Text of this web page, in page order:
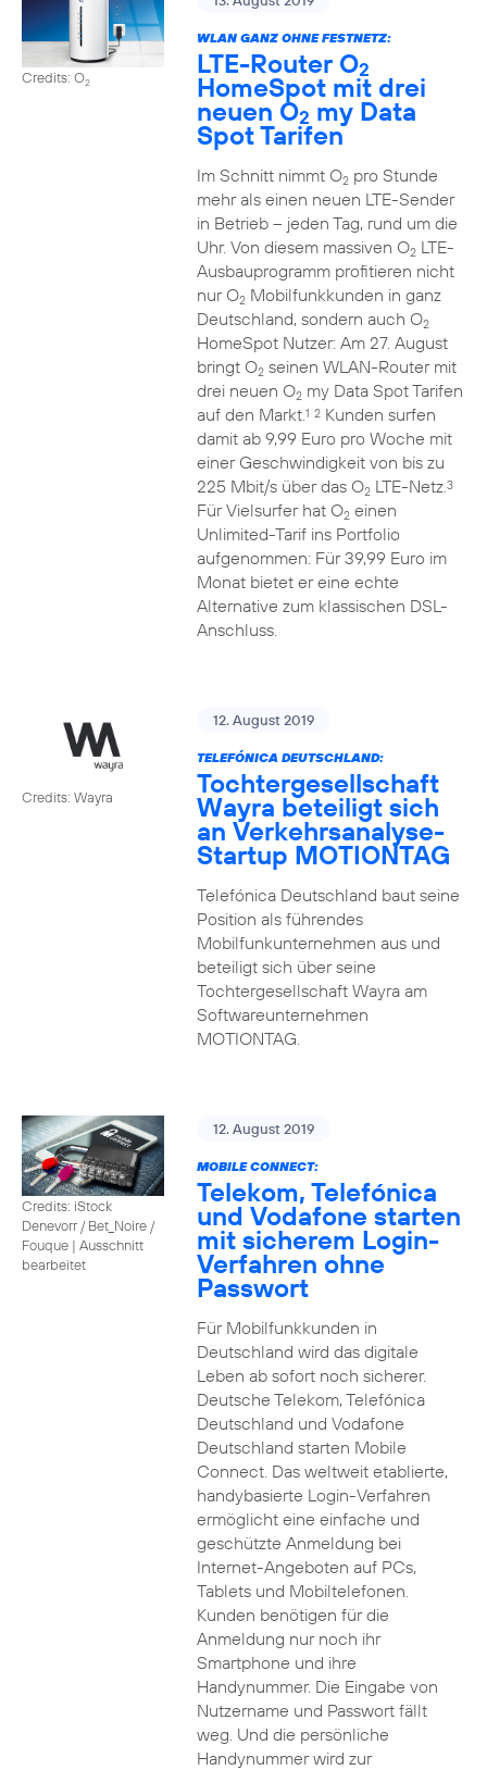
Credits: O2
WLAN GANZ OHNE FESTNETZ:
LTE-Router O2
HomeSpot mit drei
neuen O2 my Data
Spot Tarifen
Im Schnitt nimmt O2pro Stunde
mehr als einen neuen LTE-Sender
in Betrieb – jeden Tag, rund um die
Uhr. Von diesem massiven O2LTE-
Ausbauprogramm profitieren nicht
nur O2Mobilfunkkunden in ganz
Deutschland, sondern auch O2
HomeSpot Nutzer: Am 27. August
bringt O2seinen WLAN-Router mit
drei neuen O2my Data Spot Tarifen
auf den Markt.1 2Kunden surfen
damit ab 9,99 Euro pro Woche mit
einer Geschwindigkeit von bis zu
225 Mbit/s über das O2LTE-Netz.3
Für Vielsurfer hat O2einen
Unlimited-Tarif ins Portfolio
aufgenommen: Für 39,99 Euro im
Monat bietet er eine echte
Alternative zum klassischen DSL-
Anschluss.
Credits: Wayra
12. August 2019
TELEFÓNICA DEUTSCHLAND:
Tochtergesellschaft
Wayra beteiligt sich
an Verkehrsanalyse-
Startup MOTIONTAG
Telefónica Deutschland baut seine
Position als führendes
Mobilfunkunternehmen aus und
beteiligt sich über seine
Tochtergesellschaft Wayra am
Softwareunternehmen
MOTIONTAG.
Credits: iStock
Denevorr / Bet_Noire /
Fouque | Ausschnitt
bearbeitet
12. August 2019
MOBILE CONNECT:
Telekom, Telefónica
und Vodafone starten
mit sicherem Login-
Verfahren ohne
Passwort
Für Mobilfunkkunden in
Deutschland wird das digitale
Leben ab sofort noch sicherer.
Deutsche Telekom, Telefónica
Deutschland und Vodafone
Deutschland starten Mobile
Connect. Das weltweit etablierte,
handybasierte Login-Verfahren
ermöglicht eine einfache und
geschützte Anmeldung bei
Internet-Angeboten auf PCs,
Tablets und Mobiltelefonen.
Kunden benötigen für die
Anmeldung nur noch ihr
Smartphone und ihre
Handynummer. Die Eingabe von
Nutzername und Passwort fällt
weg. Und die persönliche
Handynummer wird zur